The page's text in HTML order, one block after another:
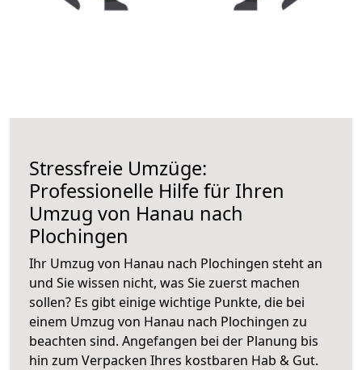
Stressfreie Umzüge:
Professionelle Hilfe für Ihren
Umzug von Hanau nach
Plochingen
Ihr Umzug von Hanau nach Plochingen steht an
und Sie wissen nicht, was Sie zuerst machen
sollen? Es gibt einige wichtige Punkte, die bei
einem Umzug von Hanau nach Plochingen zu
beachten sind. Angefangen bei der Planung bis
hin zum Verpacken Ihres kostbaren Hab & Gut.